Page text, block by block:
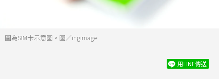
圖為SIM卡示意圖。圖／ingimage
用LINE傳送